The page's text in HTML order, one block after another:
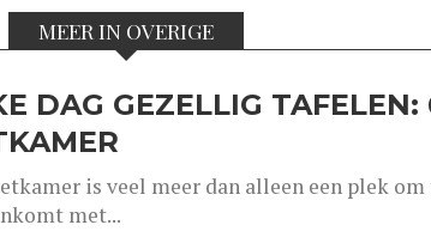
MEER IN OVERIGE
DAG GEZELLIG
is veel meer dan alleen een plek
met...